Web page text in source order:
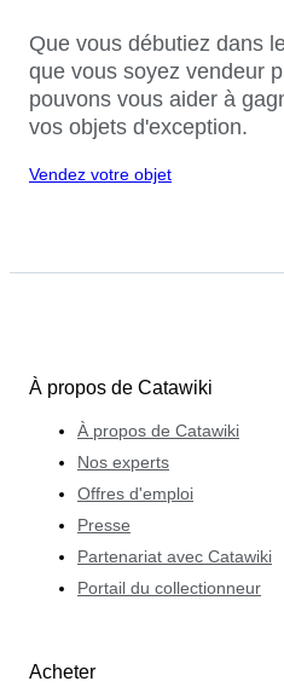
Que vous débutiez dans
que vous soyez vendeur
pouvons vous aider à
vos objets d'exception.
Vendez votre objet
À propos de Catawiki
À propos de Catawiki
Nos experts
Offres d'emploi
Presse
Partenariat avec Catawiki
Portail du collectionneur
Acheter